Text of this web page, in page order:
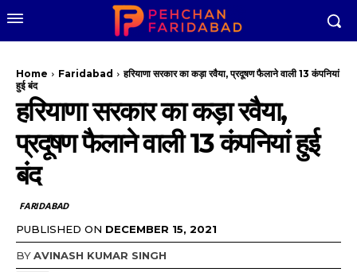
Home Faridabad
हरियाणा सरकार का कड़ा रवैया, प्रदूषण फैलाने वाली 13 कंपनियां
हुई बंद
हरियाणा सरकार का कड़ा रवैया,
प्रदूषण फैलाने वाली 13 कंपनियां हुई
बंद
FARIDABAD
PUBLISHED ON DECEMBER 15, 2021
BYAVINASH KUMAR SINGH